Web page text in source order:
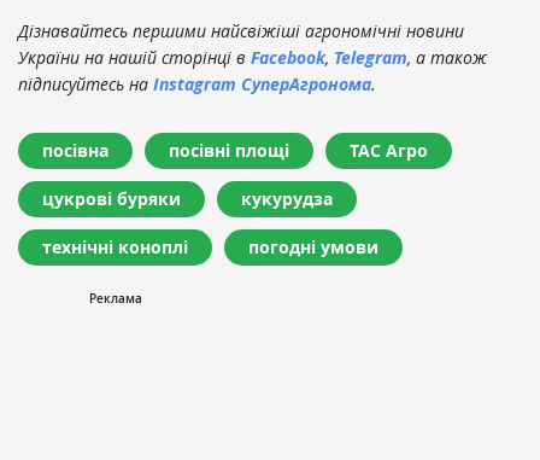
Дізнавайтесь першими найсвіжіші агрономічні новини
України на нашій сторінці в Facebook, Telegram, а також
підписуйтесь на Instagram СуперАгронома.
посівна посівні площі ТАС Агро
цукрові буряки кукурудза
технічні коноплі погодні умови